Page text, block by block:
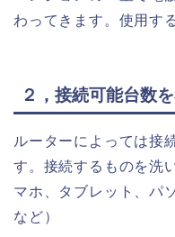
わってきます。使用す
２，接続可能台数
ルーターによっては接
す。接続するものを洗
マホ、タブレット、パ
など）